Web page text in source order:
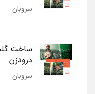
سروبان
ساخت
درودزن
سروبان